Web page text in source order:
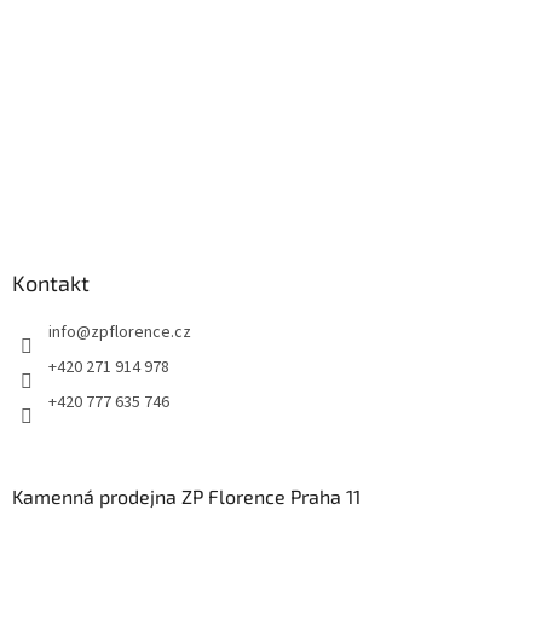
Kontakt
info@zpflorence.cz
+420 271 914 978
+420 777 635 746
Kamenná prodejna ZP Florence Praha 11